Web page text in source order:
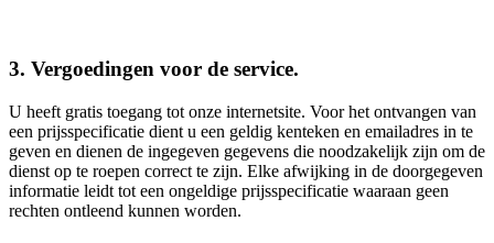
3. Vergoedingen voor de service.
U heeft gratis toegang tot onze internetsite. Voor het ontvangen van
een prijsspecificatie dient u een geldig kenteken en emailadres in te
geven en dienen de ingegeven gegevens die noodzakelijk zijn om de
dienst op te roepen correct te zijn. Elke afwijking in de doorgegeven
informatie leidt tot een ongeldige prijsspecificatie waaraan geen
rechten ontleend kunnen worden.